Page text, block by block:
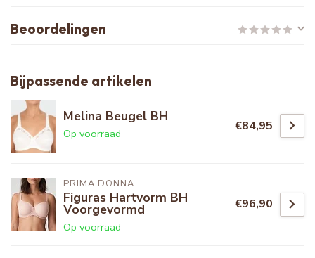
Beoordelingen
Bijpassende artikelen
Melina Beugel BH
Op voorraad
€84,95
PRIMA DONNA
Figuras Hartvorm BH
Voorgevormd
Op voorraad
€96,90